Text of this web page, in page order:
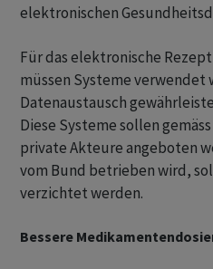
elektronischen
Für das elektronische
müssen Systeme verwendet
Datenaustausch
Diese Systeme sollen
private Akteure angeboten
vom Bund betrieben wird,
verzichtet werden.
Bessere